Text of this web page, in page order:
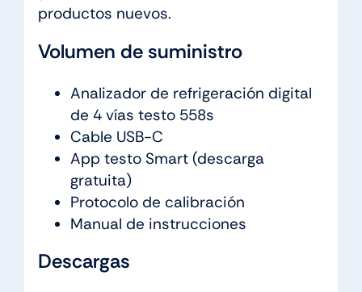
productos nuevos.
Volumen de suministro
Analizador de refrigeración digital
de 4 vías testo 558s
Cable USB-C
App testo Smart (descarga
gratuita)
Protocolo de calibración
Manual de instrucciones
Descargas